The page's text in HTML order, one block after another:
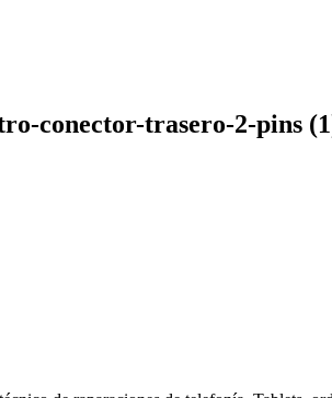
conector-trasero-2-pins